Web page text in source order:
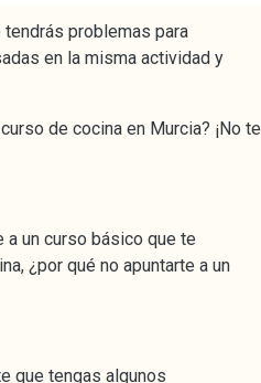
problemas para
en la misma actividad y
de cocina en Murcia? ¡No te
un curso básico que te
¿por qué no apuntarte a un
que tengas algunos